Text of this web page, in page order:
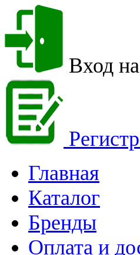
Вход
Главная
Каталог
Бренды
Оплата и